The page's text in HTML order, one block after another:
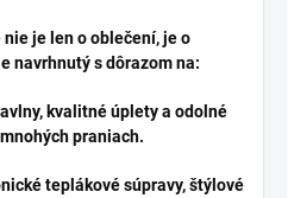
je len o oblečení, je o
navrhnutý s dôrazom na:
kvalitné úplety a odolné
praniach.
teplákové súpravy, štýlové